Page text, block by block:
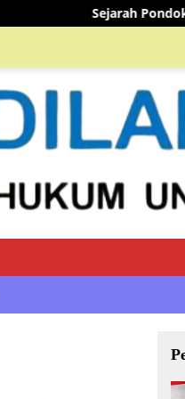
Sejarah Pondok